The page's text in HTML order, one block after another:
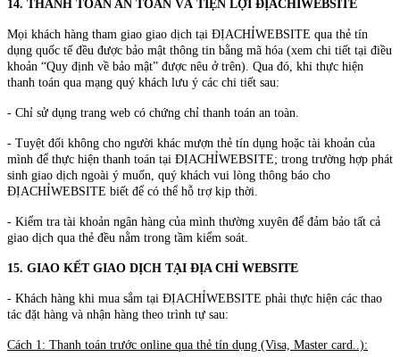
14. THANH TOÁN AN TOÀN VÀ TIỆN LỢI ĐỊACHỈWEBSITE
Mọi khách hàng tham giao giao dịch tại ĐỊACHỈWEBSITE qua thẻ tín
dụng quốc tế đều được bảo mật thông tin bằng mã hóa (xem chi tiết tại điều
khoản “Quy định về bảo mật” được nêu ở trên). Qua đó, khi thực hiện
thanh toán qua mạng quý khách lưu ý các chi tiết sau:
- Chỉ sử dụng trang web có chứng chỉ thanh toán an toàn.
- Tuyệt đối không cho người khác mượn thẻ tín dụng hoặc tài khoản của
mình để thực hiện thanh toán tại ĐỊACHỈWEBSITE; trong trường hợp phát
sinh giao dịch ngoài ý muốn, quý khách vui lòng thông báo cho
ĐỊACHỈWEBSITE biết để có thể hỗ trợ kịp thời.
- Kiểm tra tài khoản ngân hàng của mình thường xuyên để đảm bảo tất cả
giao dịch qua thẻ đều nằm trong tầm kiểm soát.
15. GIAO KẾT GIAO DỊCH TẠI ĐỊA CHỈ WEBSITE
- Khách hàng khi mua sắm tại ĐỊACHỈWEBSITE phải thực hiện các thao
tác đặt hàng và nhận hàng theo trình tự sau:
Cách 1: Thanh toán trước online qua thẻ tín dụng (Visa, Master card..):